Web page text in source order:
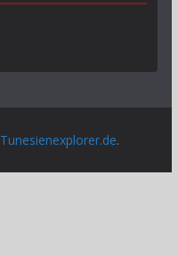
Tunesienexplorer.de.